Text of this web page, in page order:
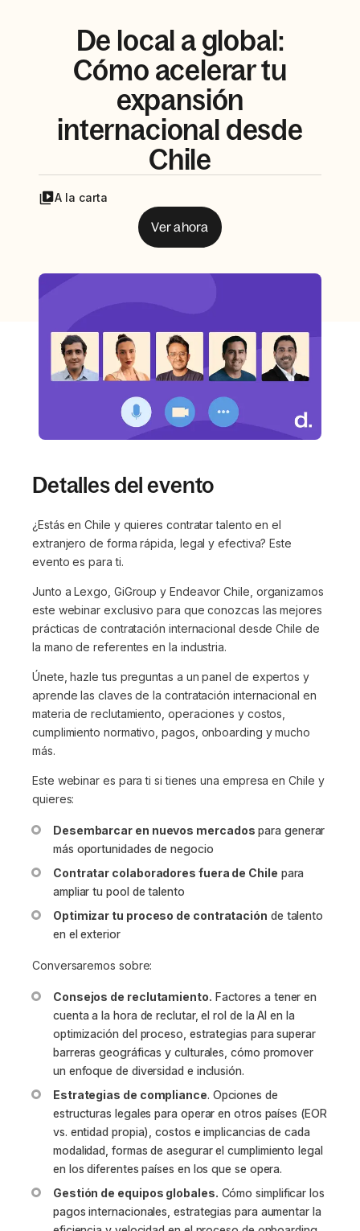
De local a global:
Cómo acelerar tu
expansión
internacional desde
Chile
A la carta
Ver ahora
Detalles del evento
¿Estás en Chile y quieres contratar talento en el
extranjero de forma rápida, legal y efectiva? Este
evento es para ti.
Junto a Lexgo, GiGroup y Endeavor Chile, organizamos
este webinar exclusivo para que conozcas las mejores
prácticas de contratación internacional desde Chile de
la mano de referentes en la industria.
Únete, hazle tus preguntas a un panel de expertos y
aprende las claves de la contratación internacional en
materia de reclutamiento, operaciones y costos,
cumplimiento normativo, pagos, onboarding y mucho
más.
Este webinar es para ti si tienes una empresa en Chile y
quieres:
Desembarcar en nuevos mercados para generar
más oportunidades de negocio
Contratar colaboradores fuera de Chile para
ampliar tu pool de talento
Optimizar tu proceso de contratación de talento
en el exterior
Conversaremos sobre:
Consejos de reclutamiento. Factores a tener en
cuenta a la hora de reclutar, el rol de la AI en la
optimización del proceso, estrategias para superar
barreras geográficas y culturales, cómo promover
un enfoque de diversidad e inclusión.
Estrategias de compliance. Opciones de
estructuras legales para operar en otros países (EOR
vs. entidad propia), costos e implicancias de cada
modalidad, formas de asegurar el cumplimiento legal
en los diferentes países en los que se opera.
Gestión de equipos globales. Cómo simplificar los
pagos internacionales, estrategias para aumentar la